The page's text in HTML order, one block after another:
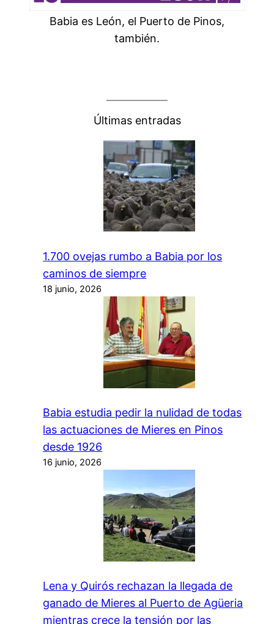
Babia es León, el Puerto de Pinos,
también.
Últimas entradas
1.700 ovejas rumbo a Babia por los
caminos de siempre
18 junio, 2026
Babia estudia pedir la nulidad de todas
las actuaciones de Mieres en Pinos
desde 1926
16 junio, 2026
Lena y Quirós rechazan la llegada de
ganado de Mieres al Puerto de Agüeria
mientras crece la tensión por las